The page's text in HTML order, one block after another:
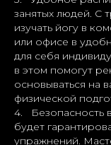
занятых людей. С
изучать йогу в
или офисе в
для себя
в этом помогут
основываться на
физической
4. Безопасность
будет
упражнений.